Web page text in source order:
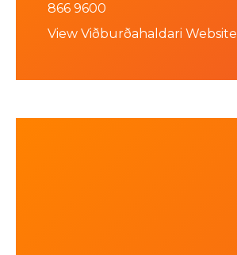
866 9600
View Viðburðahaldari Website